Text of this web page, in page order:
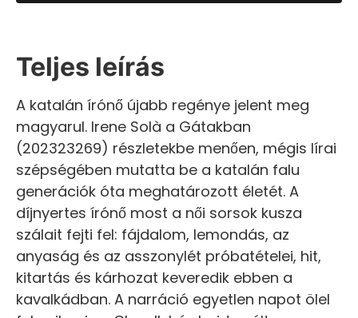
Teljes leírás
A katalán írónő újabb regénye jelent meg
magyarul. Irene Solà a Gátakban
(202323269) részletekbe menően, mégis lírai
szépségében mutatta be a katalán falu
generációk óta meghatározott életét. A
díjnyertes írónő most a női sorsok kusza
szálait fejti fel: fájdalom, lemondás, az
anyaság és az asszonylét próbatételei, hit,
kitartás és kárhozat keveredik ebben a
kavalkádban. A narráció egyetlen napot ölel